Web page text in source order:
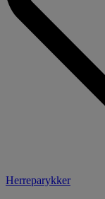
Herreparykker